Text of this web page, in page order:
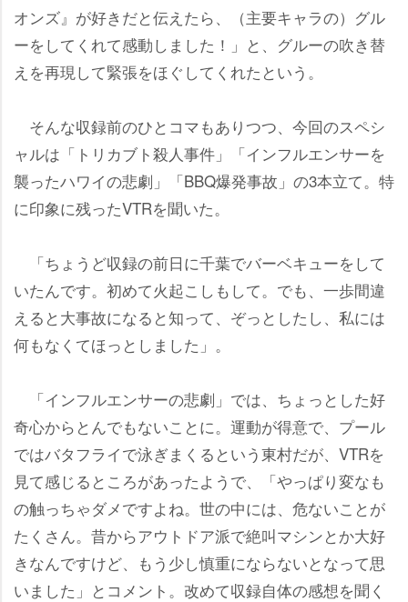
オンズ』が好きだと伝えたら、（主要キャラの）グル
ーをしてくれて感動しました！」と、グルーの吹き替
えを再現して緊張をほぐしてくれたという。
そんな収録前のひとコマもありつつ、今回のスペシ
ャルは「トリカブト殺人事件」「インフルエンサーを
襲ったハワイの悲劇」「BBQ爆発事故」の3本立て。特
に印象に残ったVTRを聞いた。
「ちょうど収録の前日に千葉でバーベキューをして
いたんです。初めて火起こしもして。でも、一歩間違
えると大事故になると知って、ぞっとしたし、私には
何もなくてほっとしました」。
「インフルエンサーの悲劇」では、ちょっとした好
奇心からとんでもないことに。運動が得意で、プール
ではバタフライで泳ぎまくるという東村だが、VTRを
見て感じるところがあったようで、「やっぱり変なも
の触っちゃダメですよね。世の中には、危ないことが
たくさん。昔からアウトドア派で絶叫マシンとか大好
きなんですけど、もう少し慎重にならないとなって思
いました」とコメント。改めて収録自体の感想を聞く